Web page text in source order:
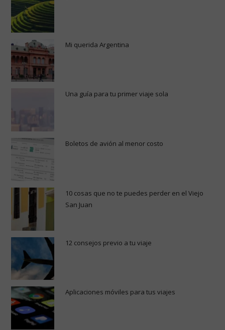
Mi querida Argentina
Una guía para tu primer viaje sola
Boletos de avión al menor costo
10 cosas que no te puedes perder en el Viejo
San Juan
12 consejos previo a tu viaje
Aplicaciones móviles para tus viajes